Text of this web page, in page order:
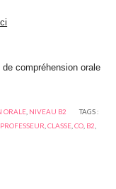
Ici
compréhension orale
ORALE, NIVEAU B2
TAGS :
PROFESSEUR ,CLASSE ,CO B2